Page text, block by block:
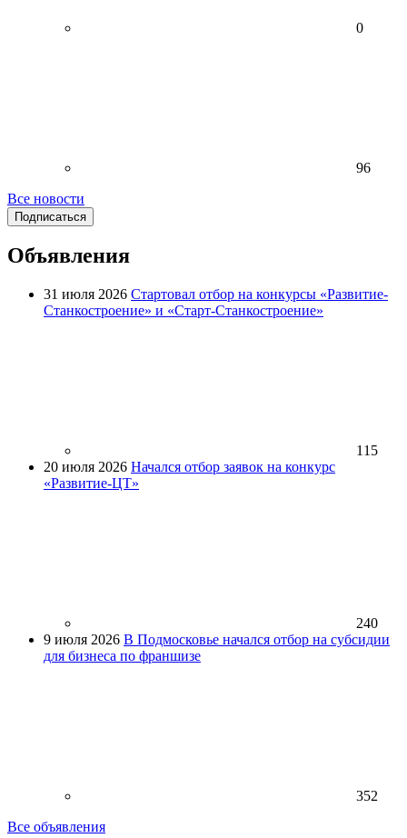
0
96
Все новости
Подписаться
Объявления
31 июля 2026 Стартовал отбор на конкурсы «Развитие-
Станкостроение» и «Старт-Станкостроение»
115
20 июля 2026 Начался отбор заявок на конкурс
«Развитие-ЦТ»
240
9 июля 2026 В Подмосковье начался отбор на субсидии
для бизнеса по франшизе
352
Все объявления